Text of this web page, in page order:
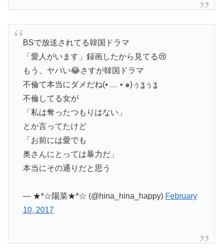
BSで放送されてる韓国ドラマ
「愛人がいます」録画したから見てる😢
もう、ヤバい😂さすが韓国ドラマ
不倫て本当にダメだね(• ﹏ • ๑)ぅʓぅʓ
不倫してる女が
「私は奪ったつもりはない」
とか言ってたけど
「お前には愛でも
奥さんにとっては暴力だ」
本当にその通りだと思う
— ★*☆陽菜★*☆ (@hina_hina_happy) February
10, 2017